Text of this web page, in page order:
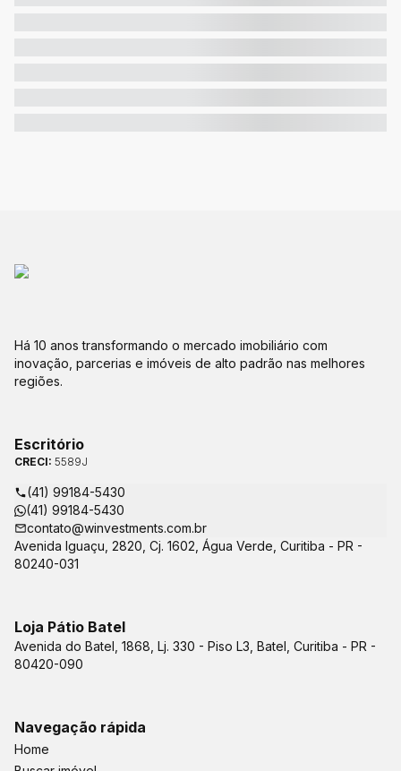
Há 10 anos transformando o mercado imobiliário com
inovação, parcerias e imóveis de alto padrão nas melhores
regiões.
Escritório
CRECI: 5589J
(41) 99184-5430
(41) 99184-5430
contato@winvestments.com.br
Avenida Iguaçu, 2820, Cj. 1602, Água Verde, Curitiba - PR -
80240-031
Loja Pátio Batel
Avenida do Batel, 1868, Lj. 330 - Piso L3, Batel, Curitiba - PR -
80420-090
Navegação rápida
Home